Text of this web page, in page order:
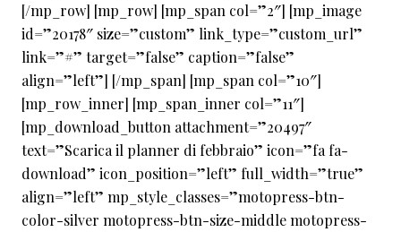
[/mp_row] [mp_row] [mp_span col=”2″] [mp_image
id=”20178″ size=”custom” link_type=”custom_url”
link=”#” target=”false” caption=”false”
align=”left”] [/mp_span] [mp_span col=”10″]
[mp_row_inner] [mp_span_inner col=”11″]
[mp_download_button attachment=”20497″
text=”Scarica il planner di febbraio” icon=”fa fa-
download” icon_position=”left” full_width=”true”
align=”left” mp_style_classes=”motopress-btn-
color-silver motopress-btn-size-middle motopress-